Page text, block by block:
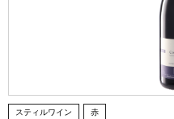
スティルワイン 赤